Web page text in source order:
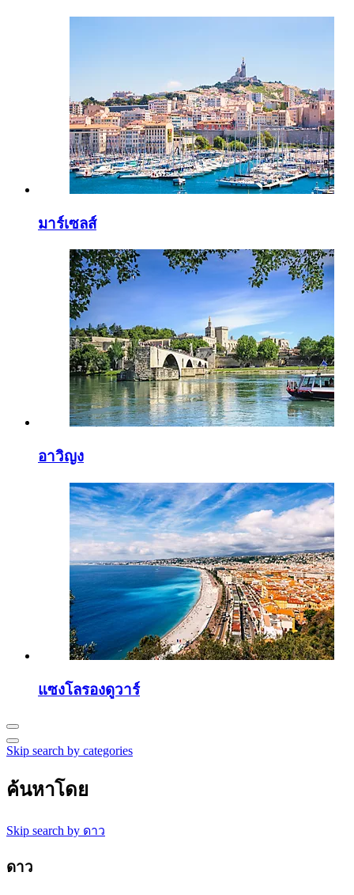
มาร์เซลส์
อาวิญง
แซงโลรองดูวาร์
Skip search by categories
ค้นหาโดย
Skip search by ดาว
ดาว